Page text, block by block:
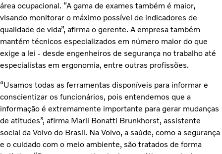
área ocupacional. “A gama de exames também é maior,
visando monitorar o máximo possível de indicadores de
qualidade de vida”, afirma o gerente. A empresa também
mantém técnicos especializados em número maior do que
exige a lei - desde engenheiros de segurança no trabalho até
especialistas em ergonomia, entre outras profissões.
“Usamos todas as ferramentas disponíveis para informar e
conscientizar os funcionários, pois entendemos que a
informação é extremamente importante para gerar mudanças
de atitudes”, afirma Marli Bonatti Brunkhorst, assistente
social da Volvo do Brasil. Na Volvo, a saúde, como a segurança
e o cuidado com o meio ambiente, são tratados de forma